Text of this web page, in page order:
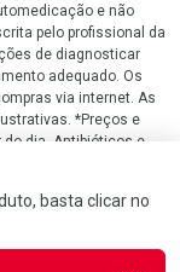
basta clicar no
e não
pelo profissional da
de diagnosticar
adequado. Os
via internet. As
*Preços e
dia. Antibióticos e
Portaria nº
Central
0800 282 10 10 de